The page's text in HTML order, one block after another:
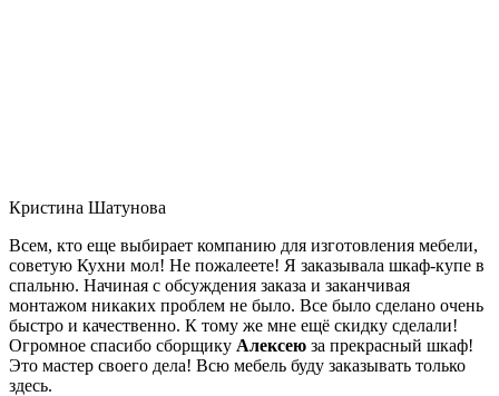
Кристина Шатунова
Всем, кто еще выбирает компанию для изготовления мебели,
советую Кухни мол! Не пожалеете! Я заказывала шкаф-купе в
спальню. Начиная с обсуждения заказа и заканчивая
монтажом никаких проблем не было. Все было сделано очень
быстро и качественно. К тому же мне ещё скидку сделали!
Огромное спасибо сборщику Алексею за прекрасный шкаф!
Это мастер своего дела! Всю мебель буду заказывать только
здесь.